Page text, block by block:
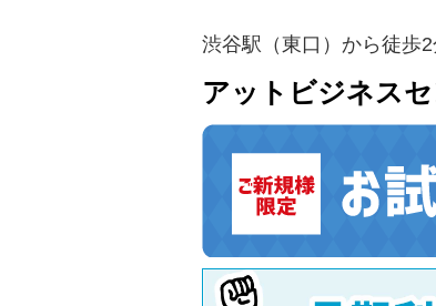
渋谷駅（東口）から徒歩2
アットビジネス